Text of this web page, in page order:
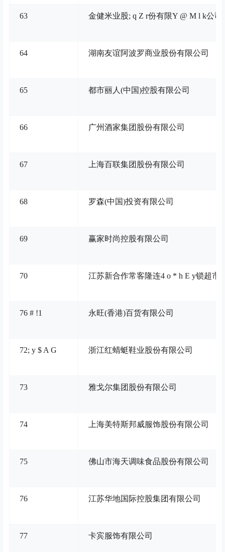
63 金健米业股; q Z r份有限Y @ M l k公司
64 湖南友谊阿波罗商业股份有限公司
65 都市丽人(中国)控股有限公司
66 广州酒家集团股份有限公司
67 上海百联集团股份有限公司
68 罗森(中国)投资有限公司
69 赢家时尚控股有限公司
70 江苏新合作常客隆连4 o * h E y锁超市
76 # !1 永旺(香港)百货有限公司
72; y $ A G 浙江红蜻蜓鞋业股份有限公司
73 雅戈尔集团股份有限公司
74 上海美特斯邦威服饰股份有限公司
75 佛山市海天调味食品股份有限公司
76 江苏华地国际控股集团有限公司
77 卡宾服饰有限公司